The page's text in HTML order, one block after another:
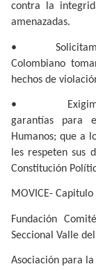
contra la
amenazadas.
•
Colombiano
hechos de
•
garantías para
Humanos; que a
les respeten sus
Constitución
MOVICE-
Fundación
Seccional Valle del
Asociación para la